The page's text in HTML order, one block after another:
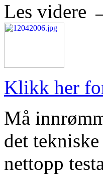
Les videre
Klikk her
Må
det
nettopp